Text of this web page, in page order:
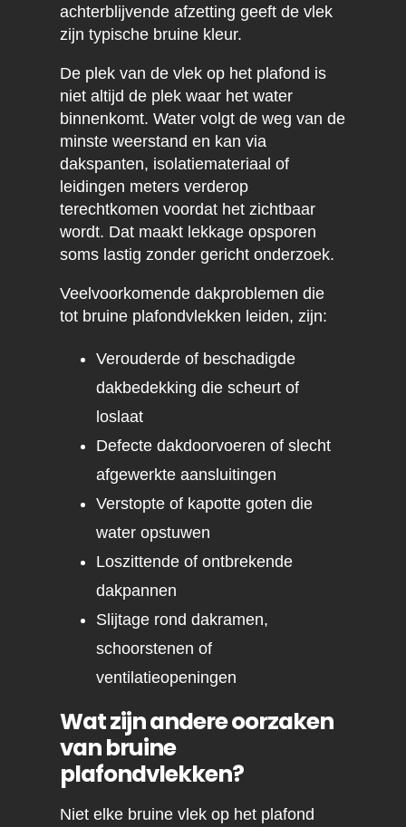
achterblijvende afzetting geeft de vlek
zijn typische bruine kleur.
De plek van de vlek op het plafond is
niet altijd de plek waar het water
binnenkomt. Water volgt de weg van de
minste weerstand en kan via
dakspanten, isolatiemateriaal of
leidingen meters verderop
terechtkomen voordat het zichtbaar
wordt. Dat maakt lekkage opsporen
soms lastig zonder gericht onderzoek.
Veelvoorkomende dakproblemen die
tot bruine plafondvlekken leiden, zijn:
Verouderde of beschadigde
dakbedekking die scheurt of
loslaat
Defecte dakdoorvoeren of slecht
afgewerkte aansluitingen
Verstopte of kapotte goten die
water opstuwen
Loszittende of ontbrekende
dakpannen
Slijtage rond dakramen,
schoorstenen of
ventilatieopeningen
Wat zijn andere oorzaken
van bruine
plafondvlekken?
Niet elke bruine vlek op het plafond